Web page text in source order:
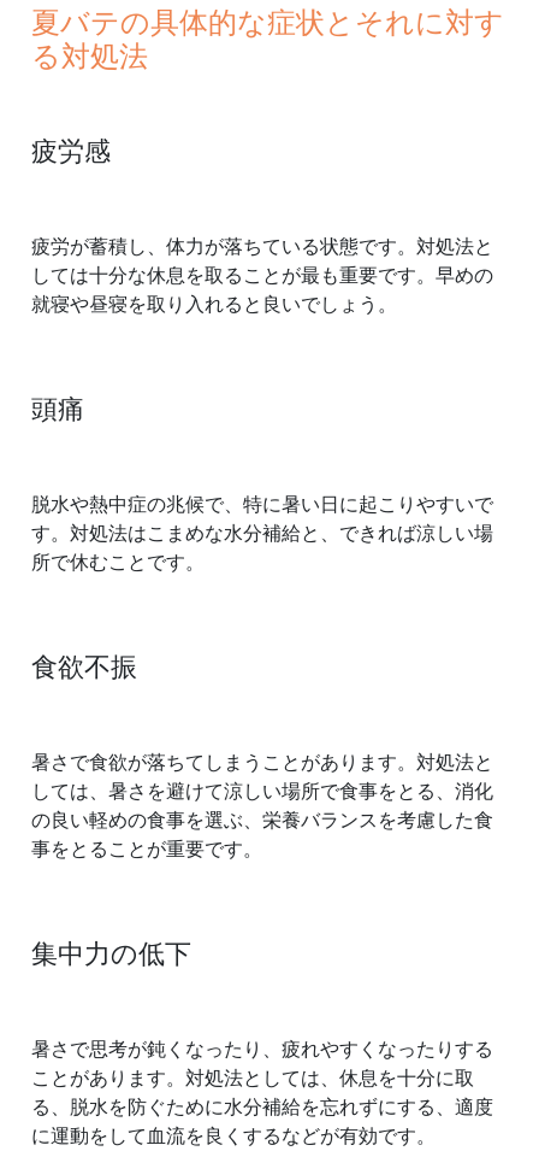
夏バテの具体的な症状とそれに対す
る対処法
疲労感
疲労が蓄積し、体力が落ちている状態です。対処法と
しては十分な休息を取ることが最も重要です。早めの
就寝や昼寝を取り入れると良いでしょう。
頭痛
脱水や熱中症の兆候で、特に暑い日に起こりやすいで
す。対処法はこまめな水分補給と、できれば涼しい場
所で休むことです。
食欲不振
暑さで食欲が落ちてしまうことがあります。対処法と
しては、暑さを避けて涼しい場所で食事をとる、消化
の良い軽めの食事を選ぶ、栄養バランスを考慮した食
事をとることが重要です。
集中力の低下
暑さで思考が鈍くなったり、疲れやすくなったりする
ことがあります。対処法としては、休息を十分に取
る、脱水を防ぐために水分補給を忘れずにする、適度
に運動をして血流を良くするなどが有効です。